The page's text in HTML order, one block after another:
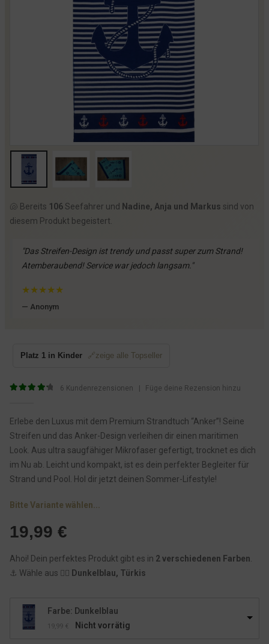
🐚 Bereits 106 Seefahrer und Nadine, Anja und Markus sind von
diesem Produkt begeistert.
"Das Streifen-Design ist trendy und passt super zum Strand!
Atemberaubend! Service war jedoch langsam."
★★★★★
— Anonym
Platz 1 in Kinder 🔗zeige alle Topseller
6 Kundenrezensionen Füge deine Rezension hinzu
Erlebe den Luxus mit dem Premium Strandtuch “Anker”! Seine
Streifen und das Anker-Design verleihen dir einen maritimen
Look. Aus ultra saugfähiger Mikrofaser gefertigt, trocknet es dich
im Nu ab. Leicht und kompakt, ist es dein perfekter Begleiter für
Strand und Pool. Hol dir jetzt deinen Sommer-Lifestyle!
Bitte Variante wählen...
19,99 €
Ahoi! Dein perfektes Produkt gibt es in 2 verschiedenen Farben
⚓️ Wähle aus 👉🏾 Dunkelblau, Türkis
Farbe: Dunkelblau
19,99 € Nicht vorrätig